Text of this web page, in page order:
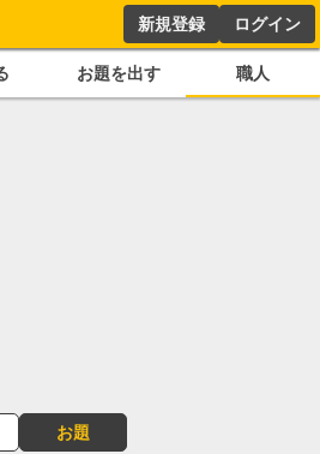
新規登録 ログイン
お題を出す 職人
お題